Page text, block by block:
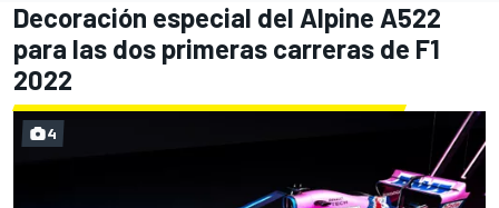
Decoración especial del Alpine A522
para las dos primeras carreras de F1
2022
4